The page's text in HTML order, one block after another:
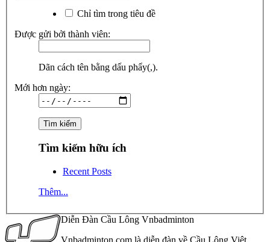
Chỉ tìm trong tiêu đề
Được gửi bởi thành viên:
Dãn cách tên bằng dấu phẩy(,).
Mới hơn ngày:
Tìm kiếm hữu ích
Recent Posts
Thêm...
Diễn Đàn Cầu Lông Vnbadminton
Vnbadminton.com là diễn đàn về Cầu Lông Việt